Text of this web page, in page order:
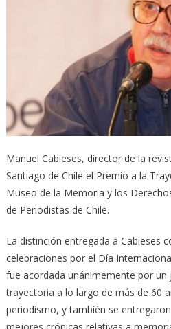
Manuel Cabieses, director de la
Santiago de Chile el Premio a la
Museo de la Memoria y los
de Periodistas de Chile.
La distinción entregada a Cabieses
celebraciones por el Día
fue acordada unánimemente por
trayectoria a lo largo de más de 60
periodismo, y también se